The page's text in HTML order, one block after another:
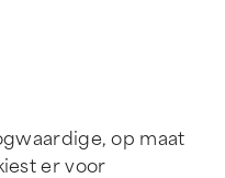
op maat
er voor